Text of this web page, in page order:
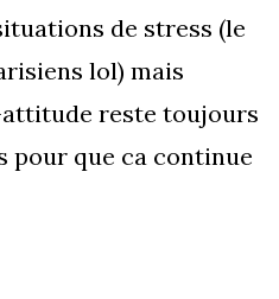
de stress (le
lol) mais
reste toujours
pour que ca continue